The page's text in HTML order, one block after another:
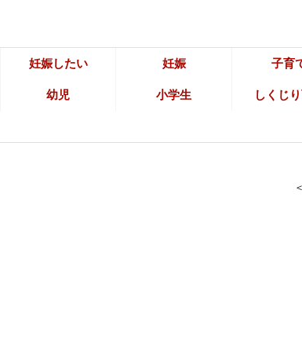
妊娠したい 妊娠 子育
幼児 小学生 しくじ